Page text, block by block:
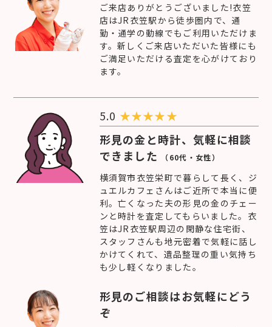
ご来店ありがとうございました!衣笠
店はJR衣笠駅から徒歩圏内で、通
勤・通学の動線でもご利用いただけま
す。新しくご来店いただいた皆様にも
ご満足いただける査定を心がけており
ます。
5.0 ★★★★★
形見の金と時計、気軽に相談
できました
（60代・女性）
横須賀市衣笠栄町で暮らして長く、ジ
ュエルカフェさんはご近所で本当に便
利。亡くなった夫の形見の金のチェー
ンと時計を査定してもらいました。衣
笠はJR衣笠駅周辺の閑静な住宅街、
スタッフさんも地元密着で気軽に話し
かけてくれて、遺品整理の重い気持ち
も少し軽くなりました。
形見のご相談はお気軽にどう
ぞ